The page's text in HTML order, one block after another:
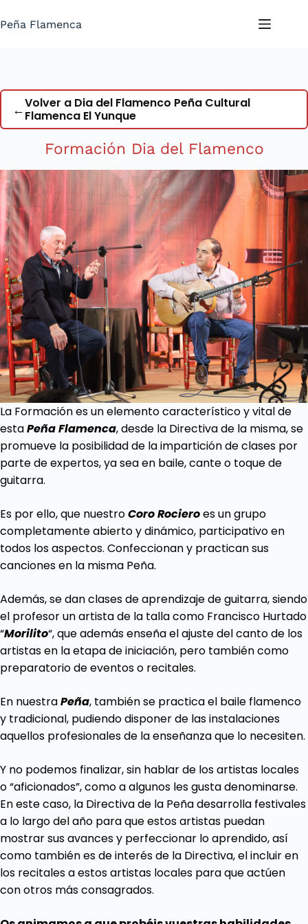
al
Peña Flamenca
←Volver a Dia del Flamenco Peña Cultural
Flamenca El Yunque
Formación Dia del Flamenco
La Formación es un elemento característico y vital de
estaPeña Flamenca, desde la Directiva de la misma, se
promueve la posibilidad de la impartición de clases por
parte de expertos, ya sea en baile, cante o toque de
guitarra.
Es por ello, que nuestroCoro Rocieroes un grupo
completamente abierto y dinámico, participativo en
todos los aspectos. Confeccionan y practican sus
canciones en la misma Peña.
Además, se dan clases de aprendizaje de guitarra, siendo
el profesor un artista de la talla como Francisco Hurtado
“Morilito“, que además enseña el ajuste del canto de los
artistas en la etapa de iniciación, pero también como
preparatorio de eventos o recitales.
En nuestraPeña, también se practica el baile flamenco
y tradicional, pudiendo disponer de las instalaciones
aquellos profesionales de la enseñanza que lo necesiten.
Y no podemos finalizar, sin hablar de los artistas locales
o “aficionados”, como a algunos les gusta denominarse.
En este caso, la Directiva de la Peña desarrolla festivales
a lo largo del año para que estos artistas puedan
mostrar sus avances y perfeccionar lo aprendido, así
como también es de interés de la Directiva, el incluir en
los recitales a estos artistas locales para que actúen
con otros más consagrados.